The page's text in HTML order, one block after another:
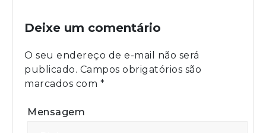
Deixe um comentário
O seu endereço de e-mail não será
publicado. Campos obrigatórios são
marcados com *
Mensagem